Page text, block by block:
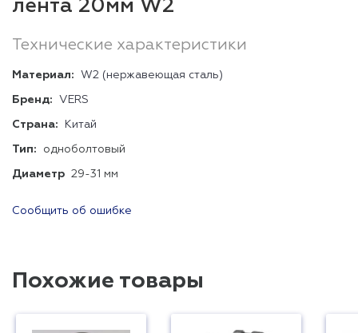
лента 20мм W2
Технические характеристики
Материал: W2 (нержавеющая сталь)
Бренд: VERS
Страна: Китай
Тип: одноболтовый
Диаметр 29-31 мм
Сообщить об ошибке
Похожие товары